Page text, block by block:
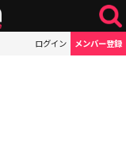
ログイン メンバー登録